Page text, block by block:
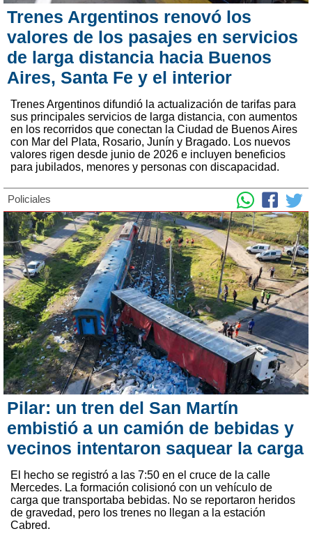
Trenes Argentinos renovó los
valores de los pasajes en servicios
de larga distancia hacia Buenos
Aires, Santa Fe y el interior
Trenes Argentinos difundió la actualización de tarifas para
sus principales servicios de larga distancia, con aumentos
en los recorridos que conectan la Ciudad de Buenos Aires
con Mar del Plata, Rosario, Junín y Bragado. Los nuevos
valores rigen desde junio de 2026 e incluyen beneficios
para jubilados, menores y personas con discapacidad.
Policiales
Pilar: un tren del San Martín
embistió a un camión de bebidas y
vecinos intentaron saquear la carga
El hecho se registró a las 7:50 en el cruce de la calle
Mercedes. La formación colisionó con un vehículo de
carga que transportaba bebidas. No se reportaron heridos
de gravedad, pero los trenes no llegan a la estación
Cabred.